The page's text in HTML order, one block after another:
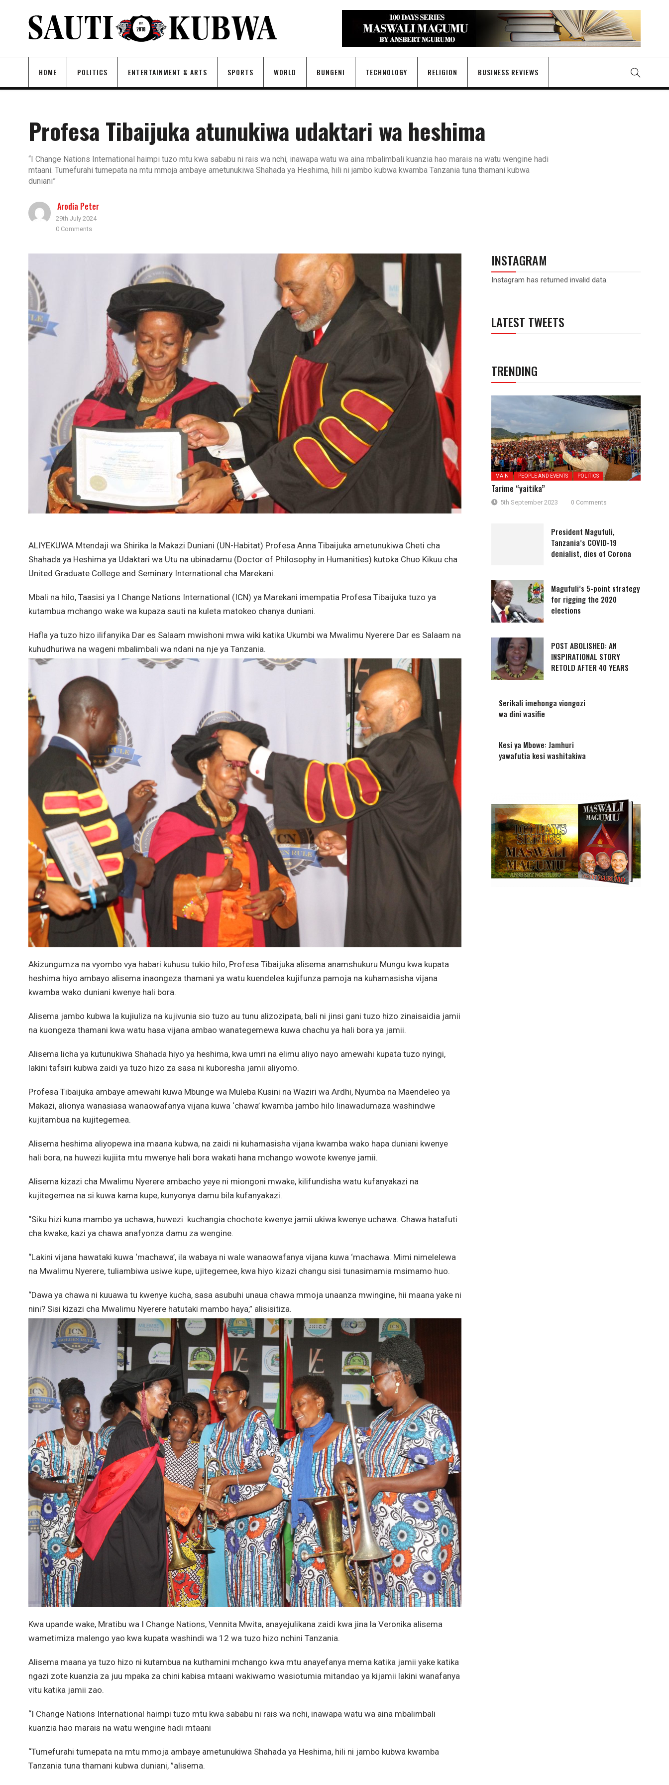
HOME POLITICS ENTERTAINMENT & ARTS SPORTS WORLD BUNGENI TECHNOLOGY RELIGION BUSINESS REVIEWS
Profesa Tibaijuka atunukiwa udaktari wa heshima
“I Change Nations International haimpi tuzo mtu kwa sababu ni rais wa nchi, inawapa watu wa aina mbalimbali kuanzia hao marais na watu wengine hadi
mtaani. Tumefurahi tumepata na mtu mmoja ambaye ametunukiwa Shahada ya Heshima, hili ni jambo kubwa kwamba Tanzania tuna thamani kubwa
duniani”
Arodia Peter
29th July 2024
0 Comments
ALIYEKUWA Mtendaji wa Shirika la Makazi Duniani (UN-Habitat) Profesa Anna Tibaijuka ametunukiwa Cheti cha
Shahada ya Heshima ya Udaktari wa Utu na ubinadamu (Doctor of Philosophy in Humanities) kutoka Chuo Kikuu cha
United Graduate College and Seminary International cha Marekani.
Mbali na hilo, Taasisi ya I Change Nations International (ICN) ya Marekani imempatia Profesa Tibaijuka tuzo ya
kutambua mchango wake wa kupaza sauti na kuleta matokeo chanya duniani.
Hafla ya tuzo hizo ilifanyika Dar es Salaam mwishoni mwa wiki katika Ukumbi wa Mwalimu Nyerere Dar es Salaam na
kuhudhuriwa na wageni mbalimbali wa ndani na nje ya Tanzania.
Akizungumza na vyombo vya habari kuhusu tukio hilo, Profesa Tibaijuka alisema anamshukuru Mungu kwa kupata
heshima hiyo ambayo alisema inaongeza thamani ya watu kuendelea kujifunza pamoja na kuhamasisha vijana
kwamba wako duniani kwenye hali bora.
Alisema jambo kubwa la kujiuliza na kujivunia sio tuzo au tunu alizozipata, bali ni jinsi gani tuzo hizo zinaisaidia jamii
na kuongeza thamani kwa watu hasa vijana ambao wanategemewa kuwa chachu ya hali bora ya jamii.
Alisema licha ya kutunukiwa Shahada hiyo ya heshima, kwa umri na elimu aliyo nayo amewahi kupata tuzo nyingi,
lakini tafsiri kubwa zaidi ya tuzo hizo za sasa ni kuboresha jamii aliyomo.
Profesa Tibaijuka ambaye amewahi kuwa Mbunge wa Muleba Kusini na Waziri wa Ardhi, Nyumba na Maendeleo ya
Makazi, alionya wanasiasa wanaowafanya vijana kuwa ‘chawa’ kwamba jambo hilo linawadumaza washindwe
kujitambua na kujitegemea.
Alisema heshima aliyopewa ina maana kubwa, na zaidi ni kuhamasisha vijana kwamba wako hapa duniani kwenye
hali bora, na huwezi kujiita mtu mwenye hali bora wakati hana mchango wowote kwenye jamii.
Alisema kizazi cha Mwalimu Nyerere ambacho yeye ni miongoni mwake, kilifundisha watu kufanyakazi na
kujitegemea na si kuwa kama kupe, kunyonya damu bila kufanyakazi.
“Siku hizi kuna mambo ya uchawa, huwezi kuchangia chochote kwenye jamii ukiwa kwenye uchawa. Chawa hatafuti
cha kwake, kazi ya chawa anafyonza damu za wengine.
“Lakini vijana hawataki kuwa ‘machawa’, ila wabaya ni wale wanaowafanya vijana kuwa ‘machawa. Mimi nimelelewa
na Mwalimu Nyerere, tuliambiwa usiwe kupe, ujitegemee, kwa hiyo kizazi changu sisi tunasimamia msimamo huo.
“Dawa ya chawa ni kuuawa tu kwenye kucha, sasa asubuhi unaua chawa mmoja unaanza mwingine, hii maana yake ni
nini? Sisi kizazi cha Mwalimu Nyerere hatutaki mambo haya,” alisisitiza.
Kwa upande wake, Mratibu wa I Change Nations, Vennita Mwita, anayejulikana zaidi kwa jina la Veronika alisema
wametimiza malengo yao kwa kupata washindi wa 12 wa tuzo hizo nchini Tanzania.
Alisema maana ya tuzo hizo ni kutambua na kuthamini mchango kwa mtu anayefanya mema katika jamii yake katika
ngazi zote kuanzia za juu mpaka za chini kabisa mtaani wakiwamo wasiotumia mitandao ya kijamii lakini wanafanya
vitu katika jamii zao.
“I Change Nations International haimpi tuzo mtu kwa sababu ni rais wa nchi, inawapa watu wa aina mbalimbali
kuanzia hao marais na watu wengine hadi mtaani
“Tumefurahi tumepata na mtu mmoja ambaye ametunukiwa Shahada ya Heshima, hili ni jambo kubwa kwamba
Tanzania tuna thamani kubwa duniani, ”alisema.
INSTAGRAM
Instagram has returned invalid data.
LATEST TWEETS
TRENDING
MAIN PEOPLE AND EVENTS POLITICS
Tarime “yaitika”
5th September 2023 0 Comments
President Magufuli,
Tanzania’s COVID-19
denialist, dies of Corona
Magufuli’s 5-point strategy
for rigging the 2020
elections
POST ABOLISHED: AN
INSPIRATIONAL STORY
RETOLD AFTER 40 YEARS
Serikali imehonga viongozi
wa dini wasifie
Kesi ya Mbowe: Jamhuri
yawafutia kesi washitakiwa